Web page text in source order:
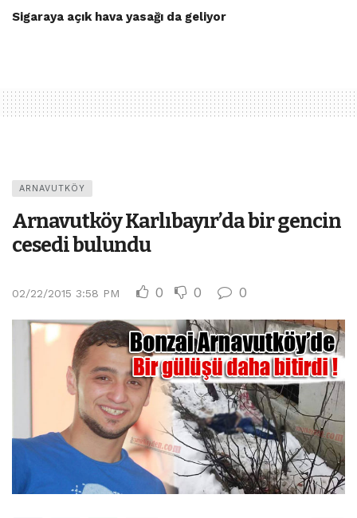
Sigaraya açık hava yasağı da geliyor
ARNAVUTKÖY
Arnavutköy Karlıbayır’da bir gencin
cesedi bulundu
02/22/2015 3:58 PM 0 0 0